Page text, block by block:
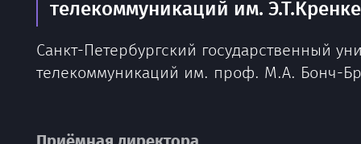
телекоммуникаций им.
Санкт-Петербургский государственный
телекоммуникаций им. проф. М.А. Бонч-